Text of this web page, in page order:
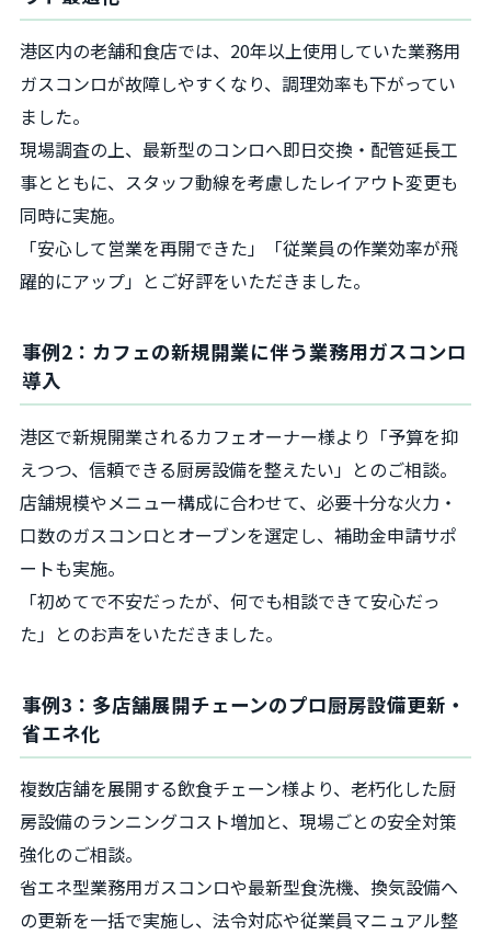
港区内の老舗和食店では、20年以上使用していた業務用
ガスコンロが故障しやすくなり、調理効率も下がってい
ました。
現場調査の上、最新型のコンロへ即日交換・配管延長工
事とともに、スタッフ動線を考慮したレイアウト変更も
同時に実施。
「安心して営業を再開できた」「従業員の作業効率が飛
躍的にアップ」とご好評をいただきました。
事例2：カフェの新規開業に伴う業務用ガスコンロ
導入
港区で新規開業されるカフェオーナー様より「予算を抑
えつつ、信頼できる厨房設備を整えたい」とのご相談。
店舗規模やメニュー構成に合わせて、必要十分な火力・
口数のガスコンロとオーブンを選定し、補助金申請サポ
ートも実施。
「初めてで不安だったが、何でも相談できて安心だっ
た」とのお声をいただきました。
事例3：多店舗展開チェーンのプロ厨房設備更新・
省エネ化
複数店舗を展開する飲食チェーン様より、老朽化した厨
房設備のランニングコスト増加と、現場ごとの安全対策
強化のご相談。
省エネ型業務用ガスコンロや最新型食洗機、換気設備へ
の更新を一括で実施し、法令対応や従業員マニュアル整